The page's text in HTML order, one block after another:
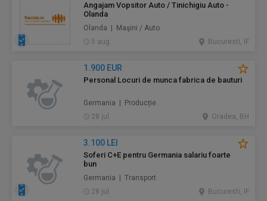
Angajam Vopsitor Auto / Tinichigiu Auto -
Olanda
Olanda | Maşini / Auto
5 aug.
Bucuresti, IF
1.900 EUR
Personal Locuri de munca fabrica de bauturi
Germania | Producție
28 jul.
Oradea, BH
3.100 LEI
Soferi C+E pentru Germania salariu foarte
bun
Germania | Transport
28 jul.
Bucuresti, IF